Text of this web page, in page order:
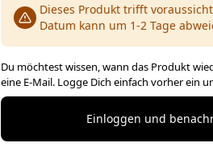
Dieses Produkt trifft
Datum kann um 1-2 Tage
Du möchtest wissen, wann das Produkt
eine E-Mail. Logge Dich einfach vorher ein
Einloggen und